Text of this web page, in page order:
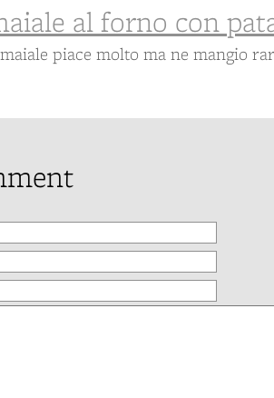
al forno con
piace molto ma ne mangio